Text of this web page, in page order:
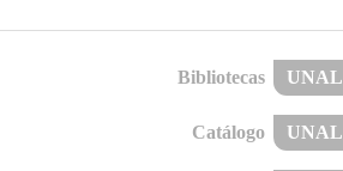
Bibliotecas UNAL
Catálogo UNAL